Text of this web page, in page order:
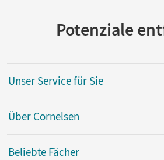
Potenziale
Unser Service für Sie
Über Cornelsen
Beliebte Fächer